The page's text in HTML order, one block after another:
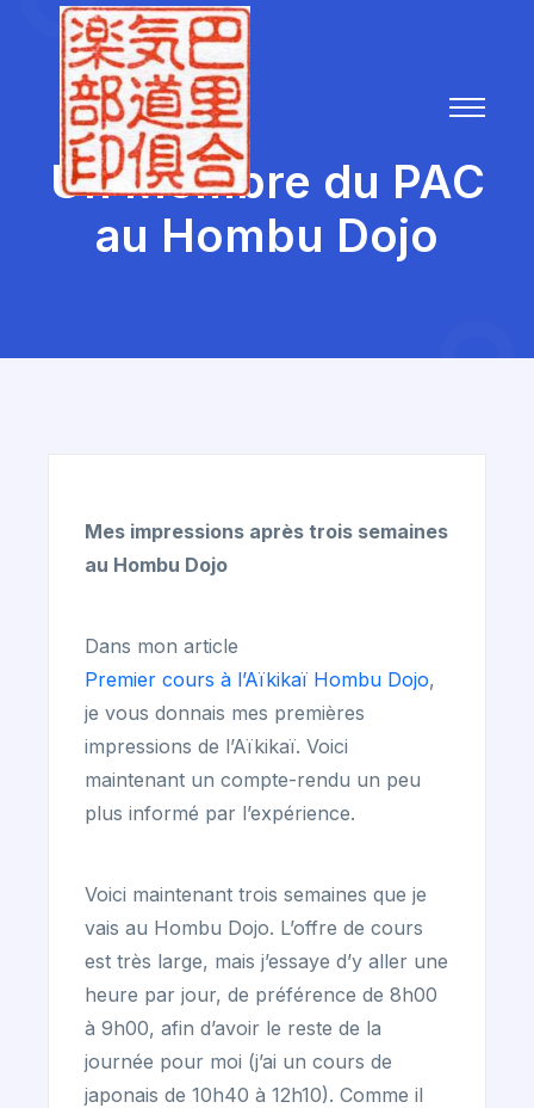
Un Membre du PAC
au Hombu Dojo
Mes impressions après trois semaines
au Hombu Dojo
Dans mon article
Premier cours à l’Aïkikaï Hombu Dojo,
je vous donnais mes premières
impressions de l’Aïkikaï. Voici
maintenant un compte-rendu un peu
plus informé par l’expérience.
Voici maintenant trois semaines que je
vais au Hombu Dojo. L’offre de cours
est très large, mais j’essaye d’y aller une
heure par jour, de préférence de 8h00
à 9h00, afin d’avoir le reste de la
journée pour moi (j’ai un cours de
japonais de 10h40 à 12h10). Comme il